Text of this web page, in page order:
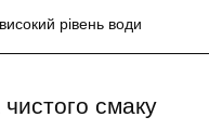
рівень води
смаку